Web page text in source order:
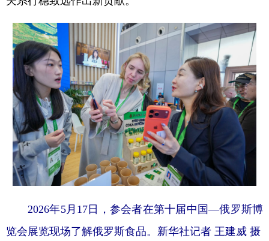
2026年5月17日，参会者在第十届中国—俄罗斯博
览会展览现场了解俄罗斯食品。新华社记者 王建威 摄